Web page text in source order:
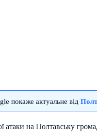
покаже актуальне від
атаки на Полтавську